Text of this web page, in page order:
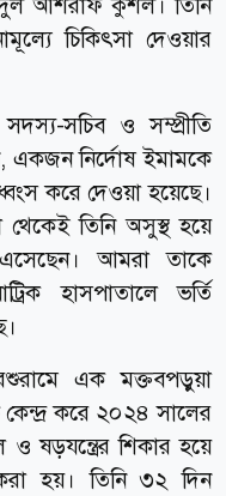
চিকিৎসা দেওয়ার
সচিব ও সম্প্রীতি
একজন নির্দোষ ইমামকে
করে দেওয়া হয়েছে।
তিনি অসুস্থ হয়ে
আমরা তাকে
হাসপাতালে ভর্তি
এক মক্তবপড়ুয়া
কেন্দ্র করে ২০২৪ সালের
ও ষড়যন্ত্রের শিকার হয়ে
হয়। তিনি ৩২ দিন